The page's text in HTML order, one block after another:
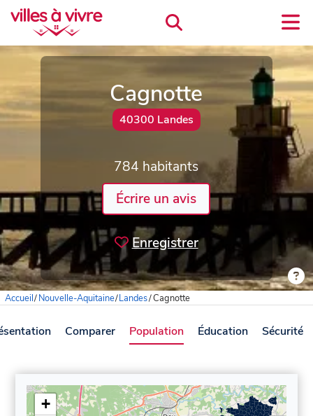
Cagnotte
40300 Landes
784 habitants
Écrire un avis
Enregistrer
Accueil/Nouvelle-Aquitaine/Landes/Cagnotte
Comparer Population Éducation Sécurité
+